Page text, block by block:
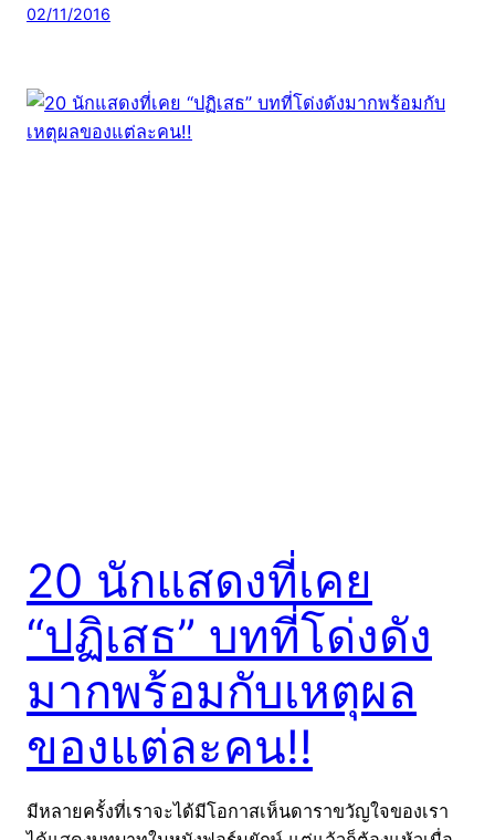
02/11/2016
20 นักแสดงที่เคย
“ปฏิเสธ” บทที่โด่งดัง
มากพร้อมกับเหตุผล
ของแต่ละคน!!
มีหลายครั้งที่เราจะได้มีโอกาสเห็นดาราขวัญใจของเรา